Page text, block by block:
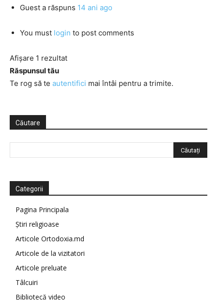
Guest a răspuns 14 ani ago
You must login to post comments
Afișare 1 rezultat
Răspunsul tău
Te rog să te autentifici mai întâi pentru a trimite.
Căutare
Categorii
Pagina Principala
Știri religioase
Articole Ortodoxia.md
Articole de la vizitatori
Articole preluate
Tâlcuiri
Bibliotecă video